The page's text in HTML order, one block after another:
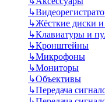
↳
↳Жёсткие диски
↳Клавиатуры и
↳Кронштейны
↳Микрофоны
↳Мониторы
↳Объективы
↳Передача